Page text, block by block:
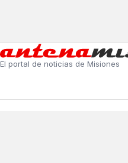
El portal de noticias de Misiones